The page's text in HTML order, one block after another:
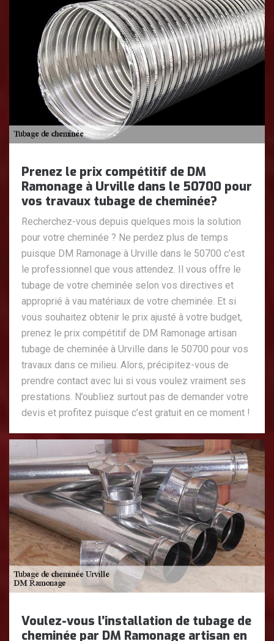
Prenez le prix compétitif de DM
Ramonage à Urville dans le 50700 pour
vos travaux tubage de cheminée?
Recherchez-vous depuis quelques mois la solution
pour votre cheminée ? Ne perdez plus de temps
puisque DM Ramonage à Urville dans le 50700 c’est
le professionnel que vous attendez. Il vous offre le
tubage de votre cheminée selon vos directives et
approprié à vau matériaux de votre cheminée. Et si
vous souhaitez obtenir le prix ajusté à votre budget,
prenez le prix compétitif de DM Ramonage artisan
tubage de cheminée à Urville dans le 50700 pour vos
travaux dans ce milieu. Alors, précipitez-vous de
prendre contact avec lui si vous voulez vraiment ses
prestations. N’oubliez surtout pas de demander votre
devis et profitez puisque c’est gratuit en ce moment !
Voulez-vous l’installation de tubage de
cheminée par DM Ramonage artisan en